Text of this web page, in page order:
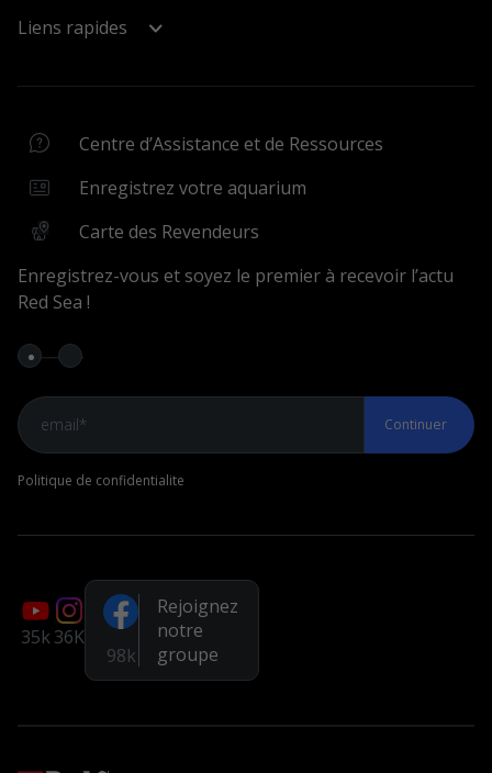
Liens rapides
Centre d’Assistance
Enregistrez votre aquarium
Assistants et outils
Assistant MyREEFER
Comparateur d’aquariums
MonAssistantRécifal
My Batch
Page Facebook
Chaîne YouTube
Systemes recifaux
REEFER G2+
Centre d’Assistance et de Ressources
Enregistrez votre aquarium
Carte des Revendeurs
Enregistrez-vous et soyez le premier à recevoir l’actu
Red Sea !
Continuer
Politique de confidentialite
35k36K
98k
Rejoignez
notre
groupe